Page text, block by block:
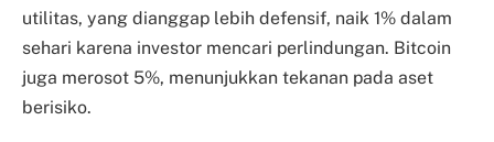
utilitas, yang dianggap lebih defensif, naik 1% dalam
sehari karena investor mencari perlindungan. Bitcoin
juga merosot 5%, menunjukkan tekanan pada aset
berisiko.